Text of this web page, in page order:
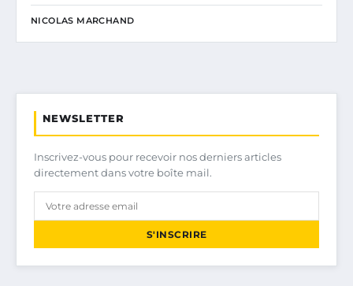
NICOLAS MARCHAND
NEWSLETTER
Inscrivez-vous pour recevoir nos derniers articles
directement dans votre boîte mail.
S'INSCRIRE